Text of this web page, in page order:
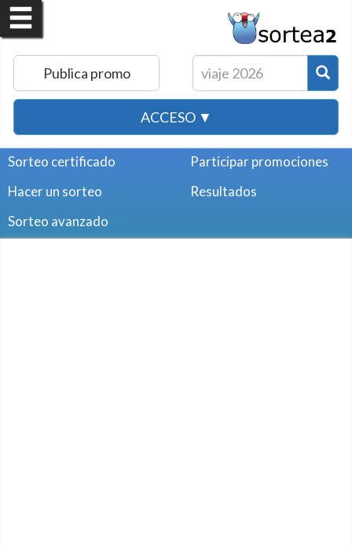
Publica promo
ACCESO ▼
Sorteo certificado
Hacer un sorteo
Sorteo avanzado
Participar promociones
Resultados